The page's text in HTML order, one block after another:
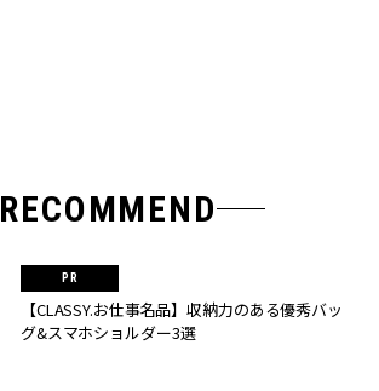
RECOMMEND
【CLASSY.お仕事名品】収納力のある優秀バッ
グ&スマホショルダー3選